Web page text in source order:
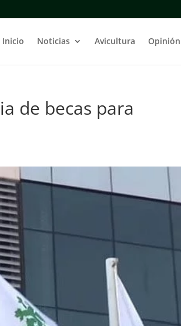
Inicio Noticias Avicultura Opinión
de becas para